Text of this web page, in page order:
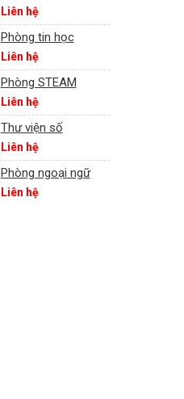
Liên hệ
Phòng tin học
Liên hệ
Phòng STEAM
Liên hệ
Thư viện số
Liên hệ
Phòng ngoại ngữ
Liên hệ